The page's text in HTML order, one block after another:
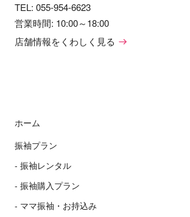
TEL: 055-954-6623
営業時間: 10:00～18:00
店舗情報をくわしく見る
ホーム
振袖プラン
振袖レンタル
振袖購入プラン
ママ振袖・お持込み